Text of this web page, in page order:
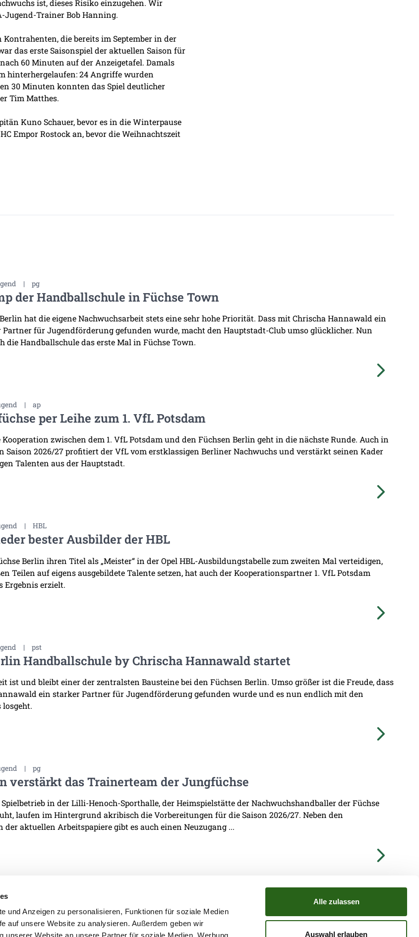
und Anzeigen zu personalisieren, Funktionen für soziale Medien
auf unsere Website zu analysieren. Außerdem geben wir
Alle zulassen
Auswahl erlauben
ist, dieses Risiko einzugehen. Wir
Jugend-Trainer Bob Hanning.
die bereits im September in der
das erste Saisonspiel der aktuellen Saison für
60 Minuten auf der Anzeigetafel. Damals
hinterhergelaufen: 24 Angriffe wurden
30 Minuten konnten das Spiel deutlicher
Tim Matthes.
Kuno Schauer, bevor es in die Winterpause
Empor Rostock an, bevor die Weihnachtszeit
| pg
der Handballschule in Füchse Town
hat die eigene Nachwuchsarbeit stets eine sehr hohe Priorität. Dass mit Chrischa Hannawald ein
Partner für Jugendförderung gefunden wurde, macht den Hauptstadt-Club umso glücklicher. Nun
die Handballschule das erste Mal in Füchse Town.
| ap
per Leihe zum 1. VfL Potsdam
Kooperation zwischen dem 1. VfL Potsdam und den Füchsen Berlin geht in die nächste Runde. Auch in
Saison 2026/27 profitiert der VfL vom erstklassigen Berliner Nachwuchs und verstärkt seinen Kader
Talenten aus der Hauptstadt.
| HBL
bester Ausbilder der HBL
Berlin ihren Titel als „Meister“ in der Opel HBL-Ausbildungstabelle zum zweiten Mal verteidigen,
Teilen auf eigens ausgebildete Talente setzen, hat auch der Kooperationspartner 1. VfL Potsdam
Ergebnis erzielt.
| pst
Handballschule by Chrischa Hannawald startet
ist und bleibt einer der zentralsten Bausteine bei den Füchsen Berlin. Umso größer ist die Freude, dass
ein starker Partner für Jugendförderung gefunden wurde und es nun endlich mit den
losgeht.
| pg
verstärkt das Trainerteam der Jungfüchse
in der Lilli-Henoch-Sporthalle, der Heimspielstätte der Nachwuchshandballer der Füchse
laufen im Hintergrund akribisch die Vorbereitungen für die Saison 2026/27. Neben den
der aktuellen Arbeitspapiere gibt es auch einen Neuzugang ...
DATENSCHUTZ ATGB